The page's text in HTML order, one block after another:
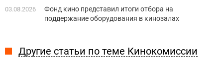
03.08.2026
Фонд кино представил итоги отбора на
поддержание оборудования в кинозалах
Другие статьи по теме Кинокомиссии